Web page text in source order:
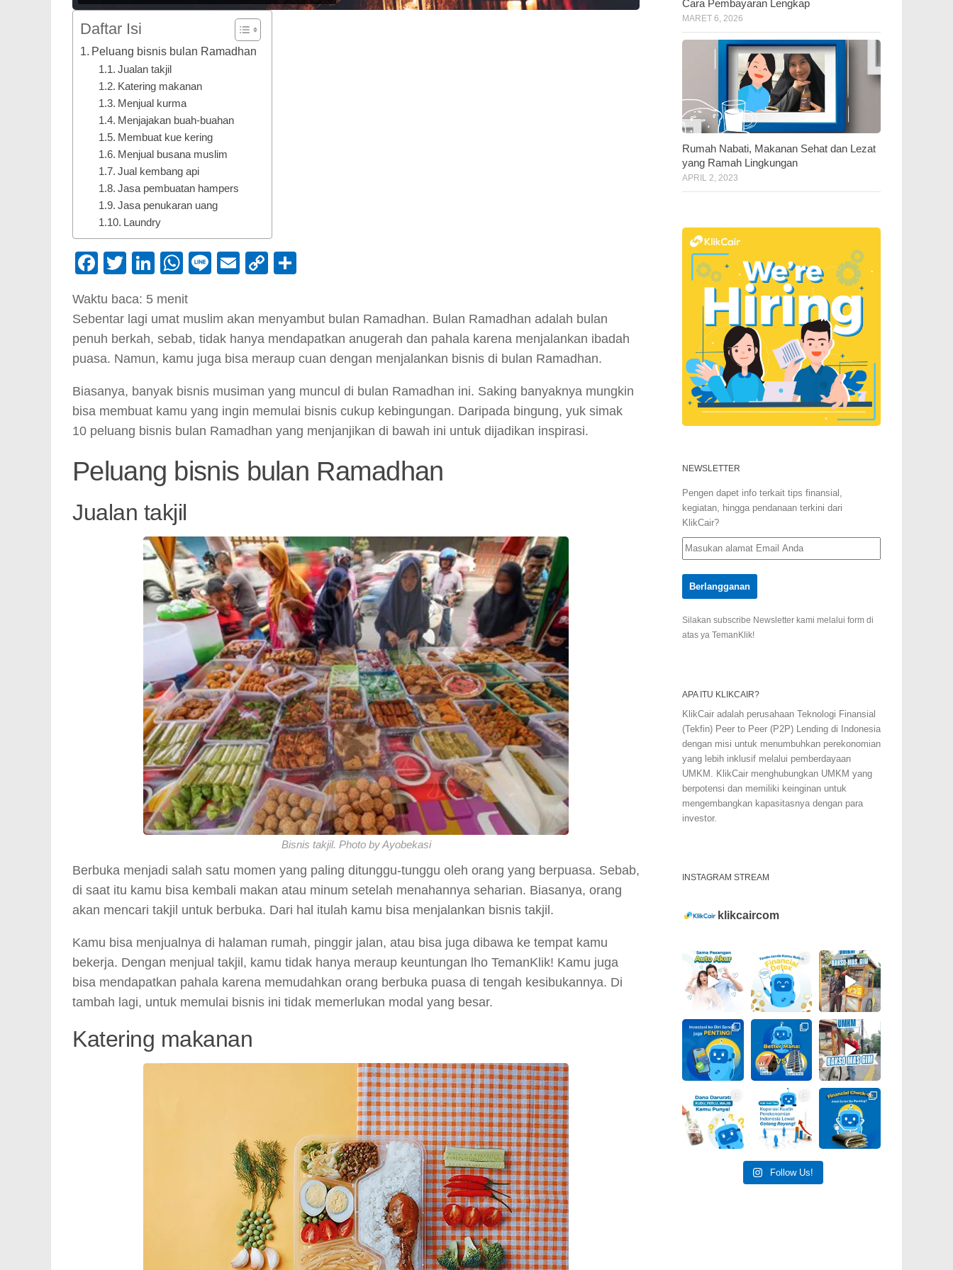
Daftar Isi
Peluang bisnis bulan Ramadhan
Jualan takjil
Katering makanan
Menjual kurma
Menjajakan buah-buahan
Membuat kue kering
Menjual busana muslim
Jual kembang api
Jasa pembuatan hampers
Jasa penukaran uang
Laundry
Facebook
Twitter
LinkedIn
WhatsApp
LineEmail
Copy
Waktu baca: 5 menit
Sebentar lagi umat muslim akan menyambut bulan Ramadhan. Bulan Ramadhan adalah bulan
penuh berkah, sebab, tidak hanya mendapatkan anugerah dan pahala karena menjalankan ibadah
puasa. Namun, kamu juga bisa meraup cuan dengan menjalankan bisnis di bulan Ramadhan.
Biasanya, banyak bisnis musiman yang muncul di bulan Ramadhan ini. Saking banyaknya mungkin
bisa membuat kamu yang ingin memulai bisnis cukup kebingungan. Daripada bingung, yuk simak
10 peluang bisnis bulan Ramadhan yang menjanjikan di bawah ini untuk dijadikan inspirasi.
Peluang bisnis bulan Ramadhan
Jualan takjil
Bisnis takjil. Photo by Ayobekasi
Berbuka menjadi salah satu momen yang paling ditunggu-tunggu oleh orang yang berpuasa. Sebab,
di saat itu kamu bisa kembali makan atau minum setelah menahannya seharian. Biasanya, orang
akan mencari takjil untuk berbuka. Dari hal itulah kamu bisa menjalankan bisnis takjil.
Kamu bisa menjualnya di halaman rumah, pinggir jalan, atau bisa juga dibawa ke tempat kamu
bekerja. Dengan menjual takjil, kamu tidak hanya meraup keuntungan lho TemanKlik! Kamu juga
bisa mendapatkan pahala karena memudahkan orang berbuka puasa di tengah kesibukannya. Di
tambah lagi, untuk memulai bisnis ini tidak memerlukan modal yang besar.
Katering makanan
Cara Pembayaran Lengkap
MARET 6, 2026
Rumah Nabati, Makanan Sehat dan Lezat
yang Ramah Lingkungan
APRIL 2, 2023
NEWSLETTER
Pengen dapet info terkait tips finansial,
kegiatan, hingga pendanaan terkini dari
KlikCair?
Silakan subscribe Newsletter kami melalui form di
atas ya TemanKlik!
APA ITU KLIKCAIR?
KlikCair adalah perusahaan Teknologi Finansial
(Tekfin) Peer to Peer (P2P) Lending di Indonesia
dengan misi untuk menumbuhkan perekonomian
yang lebih inklusif melalui pemberdayaan
UMKM. KlikCair menghubungkan UMKM yang
berpotensi dan memiliki keinginan untuk
mengembangkan kapasitasnya dengan para
investor.
INSTAGRAM STREAM
klikcaircom
Follow Us!